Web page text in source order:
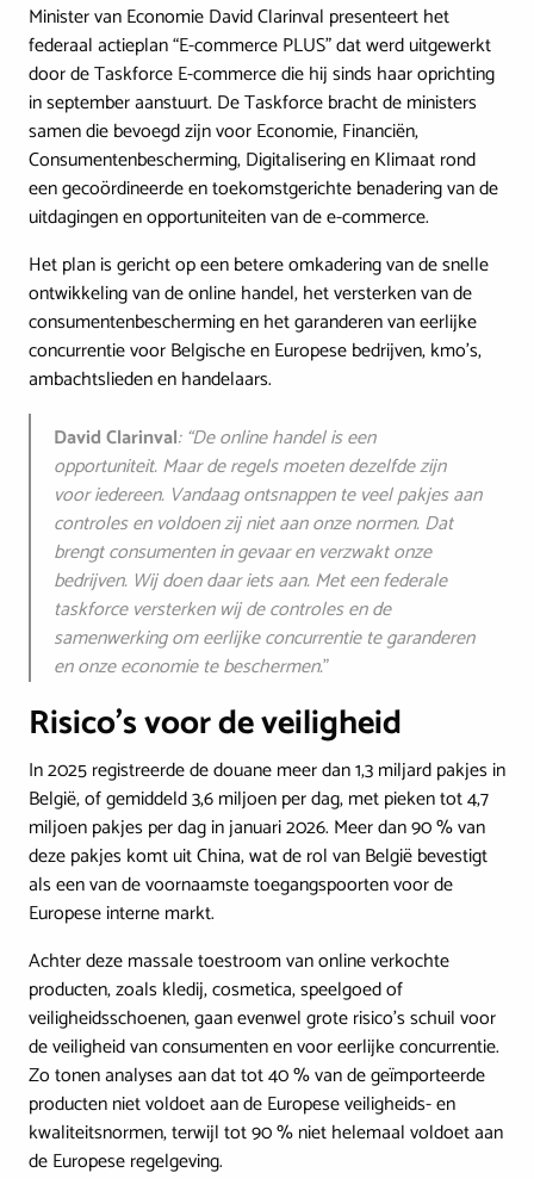
Minister van Economie David Clarinval presenteert het
federaal actieplan “E-commerce PLUS” dat werd uitgewerkt
door de Taskforce E-commerce die hij sinds haar oprichting
in september aanstuurt. De Taskforce bracht de ministers
samen die bevoegd zijn voor Economie, Financiën,
Consumentenbescherming, Digitalisering en Klimaat rond
een gecoördineerde en toekomstgerichte benadering van de
uitdagingen en opportuniteiten van de e-commerce.
Het plan is gericht op een betere omkadering van de snelle
ontwikkeling van de online handel, het versterken van de
consumentenbescherming en het garanderen van eerlijke
concurrentie voor Belgische en Europese bedrijven, kmo’s,
ambachtslieden en handelaars.
David Clarinval: “De online handel is een
opportuniteit. Maar de regels moeten dezelfde zijn
voor iedereen. Vandaag ontsnappen te veel pakjes aan
controles en voldoen zij niet aan onze normen. Dat
brengt consumenten in gevaar en verzwakt onze
bedrijven. Wij doen daar iets aan. Met een federale
taskforce versterken wij de controles en de
samenwerking om eerlijke concurrentie te garanderen
en onze economie te beschermen.”
Risico’s voor de veiligheid
In 2025 registreerde de douane meer dan 1,3 miljard pakjes in
België, of gemiddeld 3,6 miljoen per dag, met pieken tot 4,7
miljoen pakjes per dag in januari 2026. Meer dan 90 % van
deze pakjes komt uit China, wat de rol van België bevestigt
als een van de voornaamste toegangspoorten voor de
Europese interne markt.
Achter deze massale toestroom van online verkochte
producten, zoals kledij, cosmetica, speelgoed of
veiligheidsschoenen, gaan evenwel grote risico’s schuil voor
de veiligheid van consumenten en voor eerlijke concurrentie.
Zo tonen analyses aan dat tot 40 % van de geïmporteerde
producten niet voldoet aan de Europese veiligheids- en
kwaliteitsnormen, terwijl tot 90 % niet helemaal voldoet aan
de Europese regelgeving.